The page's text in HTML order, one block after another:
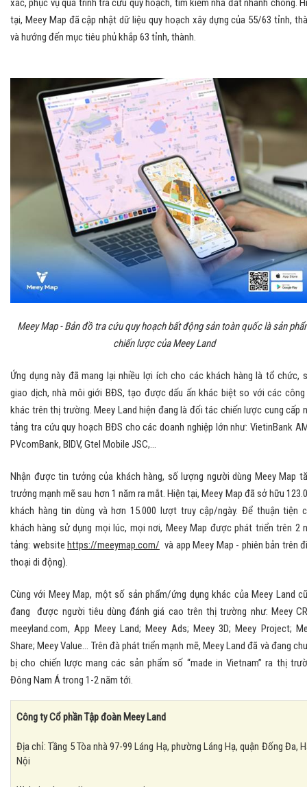
xác, phục vụ quá trình tra cứu quy hoạch, tìm kiếm nhà đất nhanh chóng.
tại, Meey Map đã cập nhật dữ liệu quy hoạch xây dựng của 55/63 tỉnh,
và hướng đến mục tiêu phủ khắp 63 tỉnh, thành.
Meey Map - Bản đồ tra cứu quy hoạch bất động sản toàn quốc là sản
chiến lược của Meey Land
Ứng dụng này đã mang lại nhiều lợi ích cho các khách hàng là tổ chức,
giao dịch, nhà môi giới BĐS, tạo được dấu ấn khác biệt so với các công
khác trên thị trường. Meey Land hiện đang là đối tác chiến lược cung cấp
tảng tra cứu quy hoạch BĐS cho các doanh nghiệp lớn như: VietinBank
PVcomBank, BIDV, Gtel Mobile JSC,…
Nhận được tin tưởng của khách hàng, số lượng người dùng Meey Map
trưởng mạnh mẽ sau hơn 1 năm ra mắt. Hiện tại, Meey Map đã sở hữu
khách hàng tin dùng và hơn 15.000 lượt truy cập/ngày. Để thuận tiện
khách hàng sử dụng mọi lúc, mọi nơi, Meey Map được phát triển trên 2
tảng: website https://meeymap.com/ và app Meey Map - phiên bản trên
thoại di động).
Cùng với Meey Map, một số sản phẩm/ứng dụng khác của Meey Land
đang được người tiêu dùng đánh giá cao trên thị trường như: Meey
meeyland.com, App Meey Land; Meey Ads; Meey 3D; Meey Project;
Share; Meey Value... Trên đà phát triển mạnh mẽ, Meey Land đã và đang
bị cho chiến lược mang các sản phẩm số “made in Vietnam” ra thị
Đông Nam Á trong 1-2 năm tới.
Công ty Cổ phần Tập đoàn Meey Land
Địa chỉ: Tầng 5 Tòa nhà 97-99 Láng Hạ, phường Láng Hạ, quận Đống Đa,
Nội